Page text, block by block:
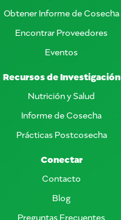
Obtener Informe de Cosecha
Encontrar Proveedores
Eventos
Recursos de Investigación
Nutrición y Salud
Informe de Cosecha
Prácticas Postcosecha
Conectar
Contacto
Blog
Preguntas Frecuentes